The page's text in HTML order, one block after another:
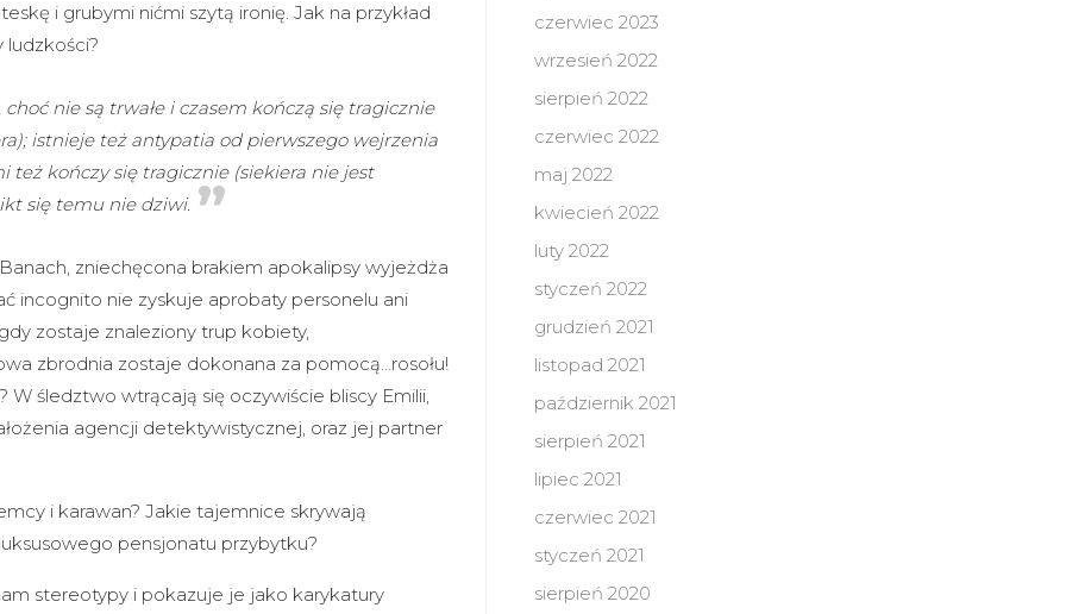
i grubymi nićmi szytą ironię. Jak na przykład
ludzkości?
nie są trwałe i czasem kończą się tragicznie
istnieje też antypatia od pierwszego wejrzenia
też kończy się tragicznie (siekiera nie jest
się temu nie dziwi.
zniechęcona brakiem apokalipsy wyjeżdża
incognito nie zyskuje aprobaty personelu ani
zostaje znaleziony trup kobiety,
zbrodnia zostaje dokonana za pomocą…rosołu!
W śledztwo wtrącają się oczywiście bliscy Emilii,
agencji detektywistycznej, oraz jej partner
i karawan? Jakie tajemnice skrywają
pensjonatu przybytku?
stereotypy i pokazuje je jako karykatury
czerwiec 2023
wrzesień 2022
sierpień 2022
czerwiec 2022
maj 2022
kwiecień 2022
luty 2022
styczeń 2022
grudzień 2021
listopad 2021
październik 2021
sierpień 2021
lipiec 2021
czerwiec 2021
styczeń 2021
sierpień 2020